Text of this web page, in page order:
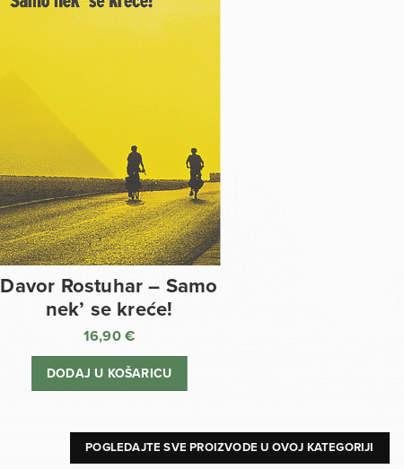
Davor Rostuhar – Samo
nek’ se kreće!
16,90€
DODAJ U KOŠARICU
POGLEDAJTE SVE PROIZVODE U OVOJ KATEGORIJI